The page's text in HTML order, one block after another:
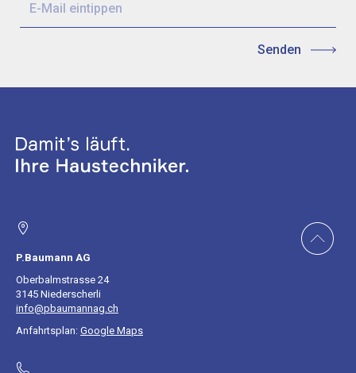
P.Baumann AG
Oberbalmstrasse 24
3145 Niederscherli
info@pbaumannag.ch
Anfahrtsplan: Google Maps